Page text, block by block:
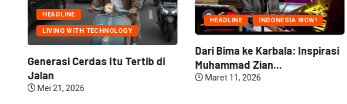
HEADLINE
LIVING WITH TECHNOLOGY
Generasi Cerdas Itu Tertib di
Jalan
Mei 21, 2026
HEADLINE INDONESIA WOW!
Dari Bima ke Karbala: Inspirasi
Muhammad Zian...
Maret 11, 2026